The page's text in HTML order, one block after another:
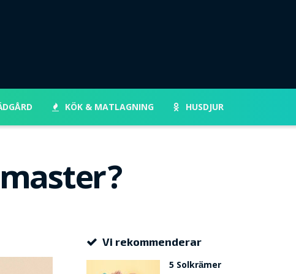
KÖK & MATLAGNING HUSDJUR
Vi rekommenderar
5 Solkrämer